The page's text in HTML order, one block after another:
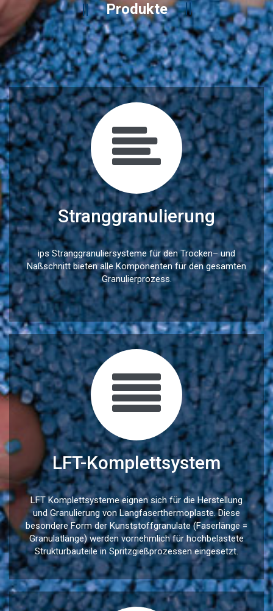
Produkte
Stranggranulierung
ips Stranggranuliersysteme für den Trocken– und
Naßschnitt bieten alle Komponenten für den gesamten
Granulierprozess.
LFT-Komplettsystem
LFT Komplettsysteme eignen sich für die Herstellung
und Granulierung von Langfaserthermoplaste. Diese
besondere Form der Kunststoffgranulate (Faserlänge =
Granulatlänge) werden vornehmlich für hochbelastete
Strukturbauteile in Spritzgießprozessen eingesetzt.